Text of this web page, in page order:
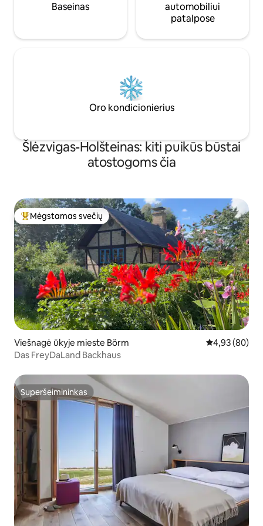
Baseinas
automobiliui
patalpose
Oro kondicionierius
Šlėzvigas-Holšteinas: kiti puikūs būstai
atostogoms čia
Svečių mėgstamiausias
Mėgstamas svečių
Viešnagė ūkyje mieste Börm Vidutinis
4,93 (80)
Das FreyDaLand Backhaus
Superšeimininkas
Superšeimininkas